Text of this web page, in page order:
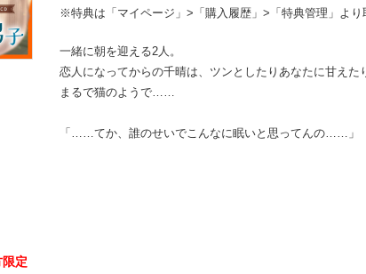
※特典は「マイページ」>「購入履歴」>「特典管理」より
一緒に朝を迎える2人。
恋人になってからの千晴は、ツンとしたりあなたに甘えた
まるで猫のようで……
「……てか、誰のせいでこんなに眠いと思ってんの……」
定